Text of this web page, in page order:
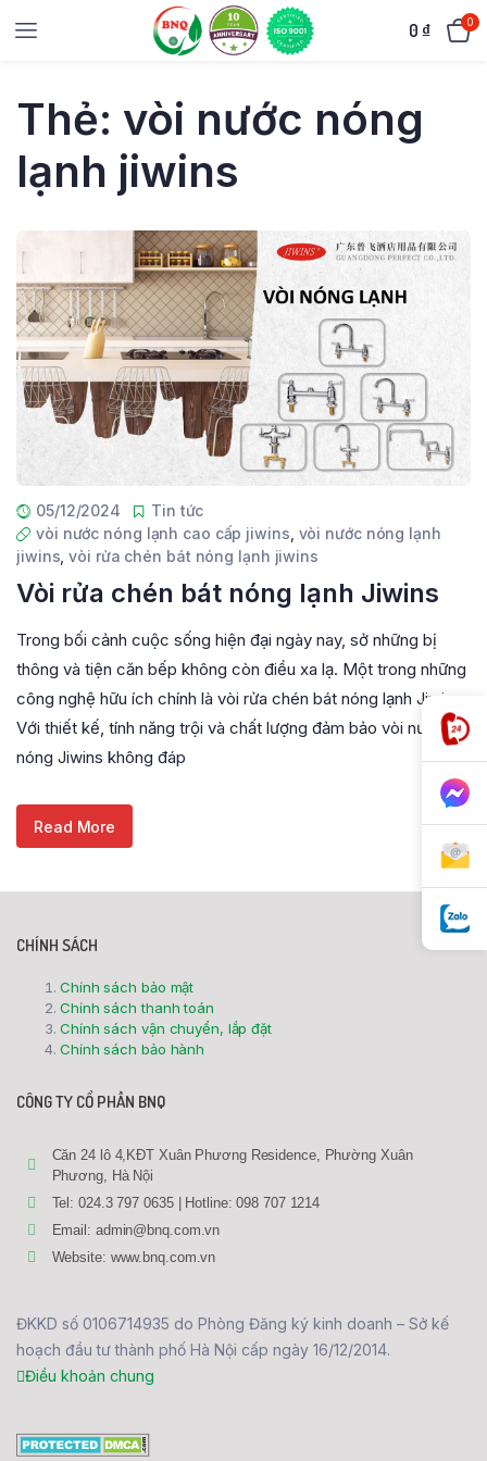
0 ₫ 0
Thẻ: vòi nước nóng
lạnh jiwins
05/12/2024
Tin tức
vòi nước nóng lạnh cao cấp jiwins vòi nước nóng lạnh
jiwins ,vòi rửa chén bát nóng lạnh jiwins
Vòi rửa chén bát nóng lạnh Jiwins
Trong bối cảnh cuộc sống hiện đại ngày nay, sở những bị
thông và tiện căn bếp không còn điều xa lạ. Một trong những
công nghệ hữu ích chính là vòi rửa chén bát nóng lạnh Jiwins.
Với thiết kế, tính năng trội và chất lượng đảm bảo vòi nước
nóng Jiwins không đáp
Read More
CHÍNH SÁCH
Chính sách bảo mật
Chính sách thanh toán
Chính sách vận chuyển, lắp đặt
Chính sách bảo hành
CÔNG TY CỔ PHẦN BNQ
Căn 24 lô 4,KĐT Xuân Phương Residence, Phường Xuân
Phương, Hà Nội
Tel: 024.3 797 0635 | Hotline: 098 707 1214
Email: admin@bnq.com.vn
Website: www.bnq.com.vn
ĐKKD số 0106714935 do Phòng Đăng ký kinh doanh – Sở kế
hoạch đầu tư thành phố Hà Nội cấp ngày 16/12/2014.
Điều khoản chung